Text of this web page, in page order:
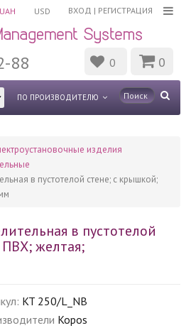
ВХОД | РЕГИСТРАЦИЯ
UAH USD
88 0 0
ПО ПРОИЗВОДИТЕЛЮ
изделия
в пустотелой стене; с крышкой;
в пустотелой
желтая;
KT 250/L_NB
Kopos